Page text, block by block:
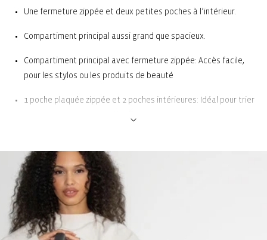
Une fermeture zippée et deux petites poches à l’intérieur.
Compartiment principal aussi grand que spacieux.
Compartiment principal avec fermeture zippée: Accès facile,
pour les stylos ou les produits de beauté
1 poche plaquée zippée et 2 poches intérieures: Idéal pour trier